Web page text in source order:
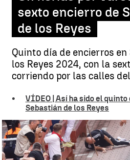
sexto encierro de
de los Reyes
Quinto día de encierros
los Reyes 2024, con la
corriendo por las calles
VÍDEO | Así ha sido el
Sebastián de los Reyes
Sexto encierro de San